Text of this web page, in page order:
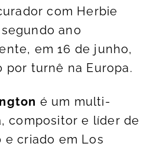
com Herbie
ano
em 16 de junho,
por turnê na Europa.
é um multi-
compositor e líder de
e criado em Los